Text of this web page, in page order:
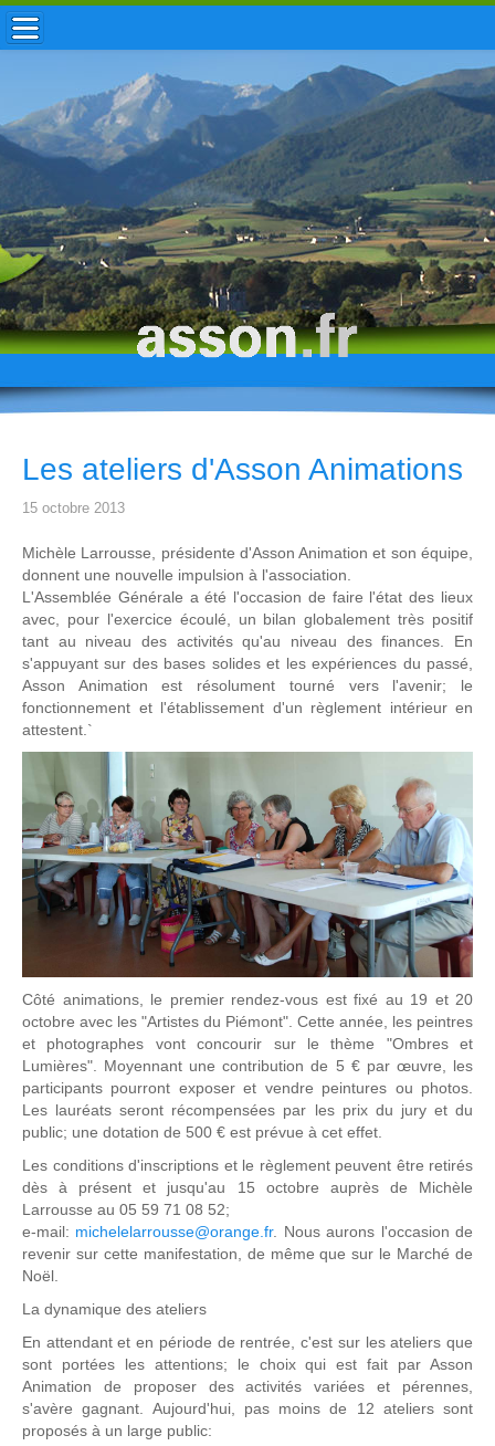
ACCUEIL / INFOS
MUNICIPALITÉ
VIE LOCALE
ENFANCE
TOURISME
HISTOIRE
Les ateliers d'Asson Animations
15 octobre 2013
Michèle Larrousse, présidente d'Asson Animation et son équipe,
donnent une nouvelle impulsion à l'association.
L'Assemblée Générale a été l'occasion de faire l'état des lieux
avec, pour l'exercice écoulé, un bilan globalement très positif
tant au niveau des activités qu'au niveau des finances. En
s'appuyant sur des bases solides et les expériences du passé,
Asson Animation est résolument tourné vers l'avenir; le
fonctionnement et l'établissement d'un règlement intérieur en
attestent.`
Côté animations, le premier rendez-vous est fixé au 19 et 20
octobre avec les "Artistes du Piémont". Cette année, les peintres
et photographes vont concourir sur le thème "Ombres et
Lumières". Moyennant une contribution de 5 € par œuvre, les
participants pourront exposer et vendre peintures ou photos.
Les lauréats seront récompensées par les prix du jury et du
public; une dotation de 500 € est prévue à cet effet.
Les conditions d'inscriptions et le règlement peuvent être retirés
dès à présent et jusqu'au 15 octobre auprès de Michèle
Larrousse au 05 59 71 08 52;
e-mail: michelelarrousse@orange.fr. Nous aurons l'occasion de
revenir sur cette manifestation, de même que sur le Marché de
Noël.
La dynamique des ateliers
En attendant et en période de rentrée, c'est sur les ateliers que
sont portées les attentions; le choix qui est fait par Asson
Animation de proposer des activités variées et pérennes,
s'avère gagnant. Aujourd'hui, pas moins de 12 ateliers sont
proposés à un large public: